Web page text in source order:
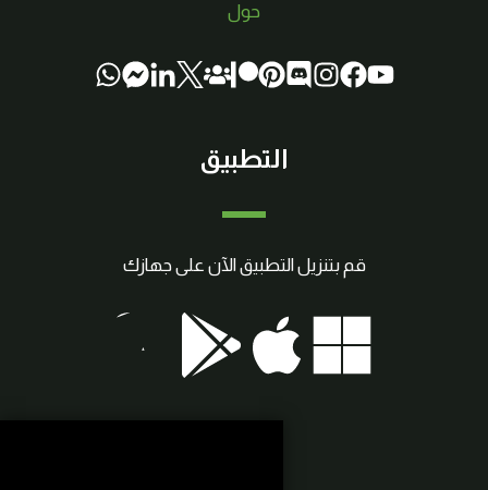
حول
التطبيق
قم بتنزيل التطبيق الآن على جهازك